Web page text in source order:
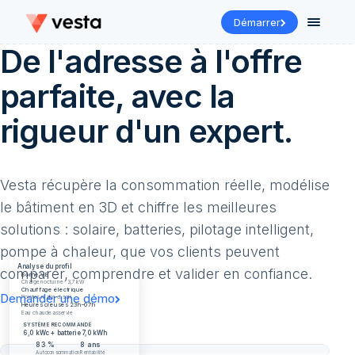
Démarrer
De l'adresse à l'offre
parfaite, avec la
rigueur d'un expert.
Vesta récupère la consommation réelle, modélise
le bâtiment en 3D et chiffre les meilleures
solutions : solaire, batteries, pilotage intelligent,
pompe à chaleur, que vos clients peuvent
comparer, comprendre et valider en confiance.
Demander une démo
Analyse du profil
Borne VE
Charge nocturne · 3,7 kW
Chauffage électrique
Pointes matin et soir
Heures creuses 23h–07h
Eau chaude asservie
SYSTÈME RECOMMANDÉ
6,0 kWc + batterie 7,0 kWh
83 %
Autoconsommation
8 ans
Rentabilité